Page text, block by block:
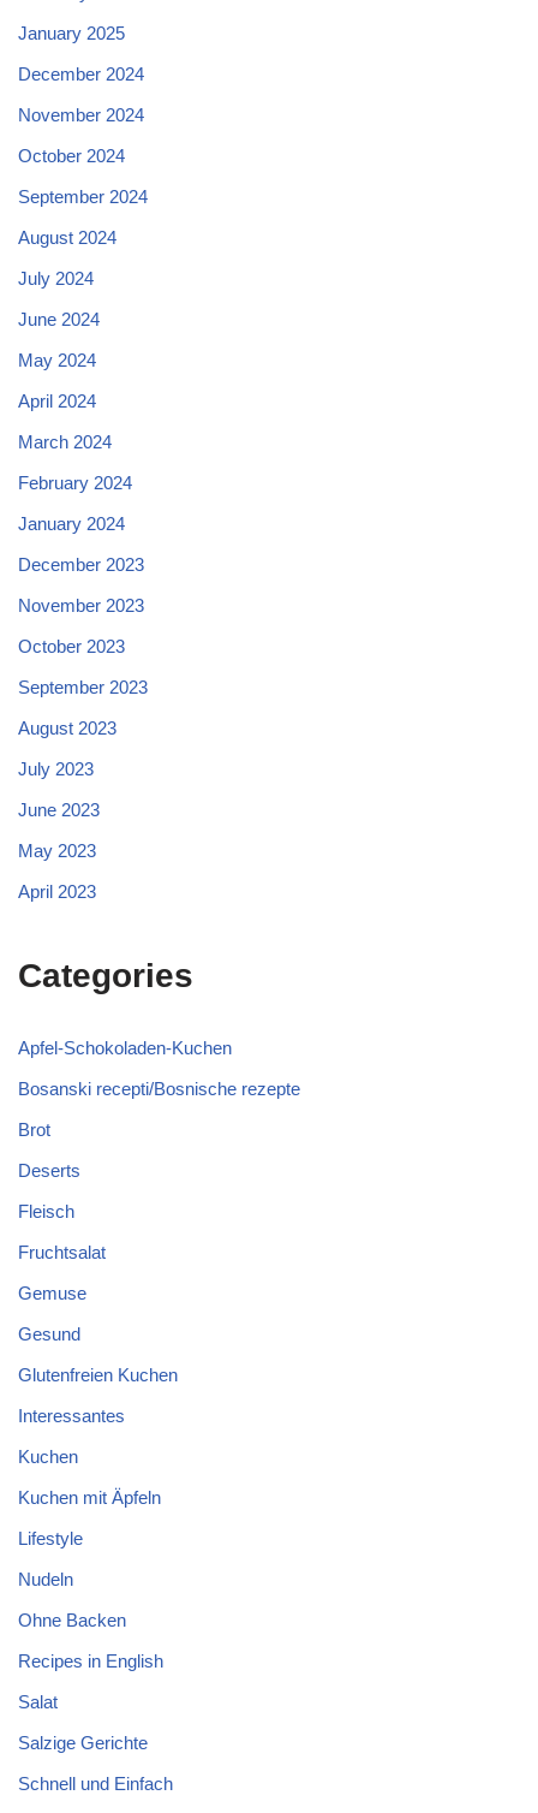
January 2025
December 2024
November 2024
October 2024
September 2024
August 2024
July 2024
June 2024
May 2024
April 2024
March 2024
February 2024
January 2024
December 2023
November 2023
October 2023
September 2023
August 2023
July 2023
June 2023
May 2023
April 2023
Categories
Apfel-Schokoladen-Kuchen
Bosanski recepti/Bosnische rezepte
Brot
Deserts
Fleisch
Fruchtsalat
Gemuse
Gesund
Glutenfreien Kuchen
Interessantes
Kuchen
Kuchen mit Äpfeln
Lifestyle
Nudeln
Ohne Backen
Recipes in English
Salat
Salzige Gerichte
Schnell und Einfach